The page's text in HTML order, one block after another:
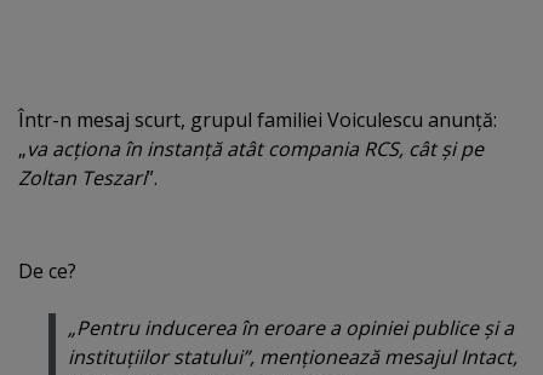
Într-n mesaj scurt, grupul familiei Voiculescu anunţă:
„va acţiona în instanţă atât compania RCS, cât şi pe
Zoltan Teszari”.
De ce?
„Pentru inducerea în eroare a opiniei publice şi a
instituţiilor statului”, menţionează mesajul Intact,